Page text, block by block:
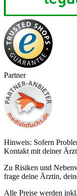
Partner
Hinweis: Sofern
Kontakt mit deiner
Zu Risiken und
frage deine Ärztin,
Alle Preise werden